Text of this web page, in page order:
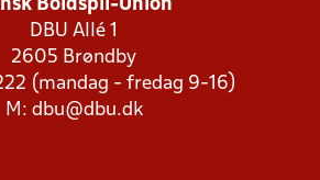
Boldspil-Union
DBU Allé 1
2605 Brøndby
(mandag - fredag 9-16)
M: dbu@dbu.dk